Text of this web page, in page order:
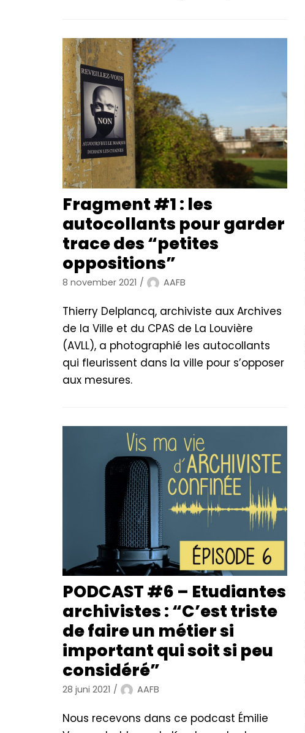
Fragment #1 : les
autocollants pour garder
trace des “petites
oppositions”
8 november 2021 AAFB
Thierry Delplancq, archiviste aux Archives
de la Ville et du CPAS de La Louvière
(AVLL), a photographié les autocollants
qui fleurissent dans la ville pour s’opposer
aux mesures.
PODCAST #6 – Etudiantes
archivistes : “C’est triste
de faire un métier si
important qui soit si peu
considéré”
28 juni 2021 AAFB
Nous recevons dans ce podcast Émilie